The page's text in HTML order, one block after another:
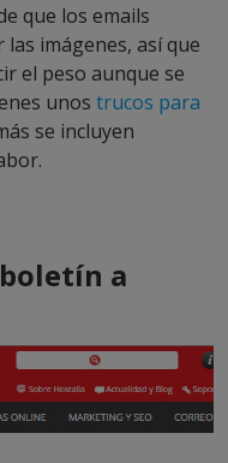
que los emails
imágenes, así que
el peso aunque se
unos trucos para
se incluyen
a